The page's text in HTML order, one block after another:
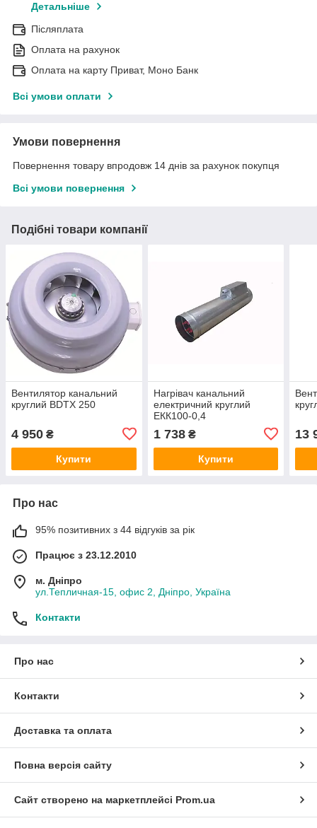
Детальніше
Післяплата
Оплата на рахунок
Оплата на карту Приват, Моно Банк
Всі умови оплати
Умови повернення
Повернення товару впродовж 14 днів за рахунок покупця
Всі умови повернення
Подібні товари компанії
Вентилятор канальний
круглий BDTX 250
4 950 ₴
Купити
Нагрівач канальний
електричний круглий
ЕКК100-0,4
1 738₴
Купити
13
Про нас
95% позитивних з 44 відгуків за рік
Працює з 23.12.2010
м. Дніпро
ул.Тепличная-15, офис 2, Дніпро, Україна
Контакти
Про нас
Контакти
Доставка та оплата
Повна версія сайту
Сайт створено на маркетплейсі Prom.ua